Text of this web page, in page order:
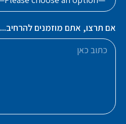
אם תרצו, אתם מוזמנים להרחיב...